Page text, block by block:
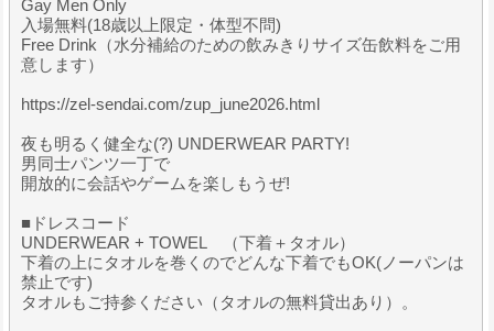
Gay Men Only
入場無料(18歳以上限定・体型不問)
Free Drink（水分補給のための飲みきりサイズ缶飲料をご用
意します）
https://zel-sendai.com/zup_june2026.html
夜も明るく健全な(?) UNDERWEAR PARTY!
男同士パンツ一丁で
開放的に会話やゲームを楽しもうぜ!
■ドレスコード
UNDERWEAR + TOWEL （下着＋タオル）
下着の上にタオルを巻くのでどんな下着でもOK(ノーパンは
禁止です)
タオルもご持参ください（タオルの無料貸出あり）。